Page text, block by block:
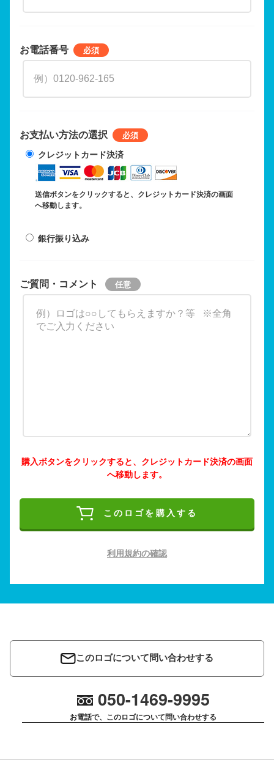
お電話番号
お支払い方法の選択
クレジットカード決済
送信ボタンをクリックすると、クレジットカード決済の画面
へ移動します。
銀行振り込み
ご質問・コメント
購入ボタンをクリックすると、クレジットカード決済の画面
へ移動します。
このロゴを購入する
利用規約の確認
このロゴについて問い合わせする
050-1469-9995
お電話で、このロゴについて問い合わせする